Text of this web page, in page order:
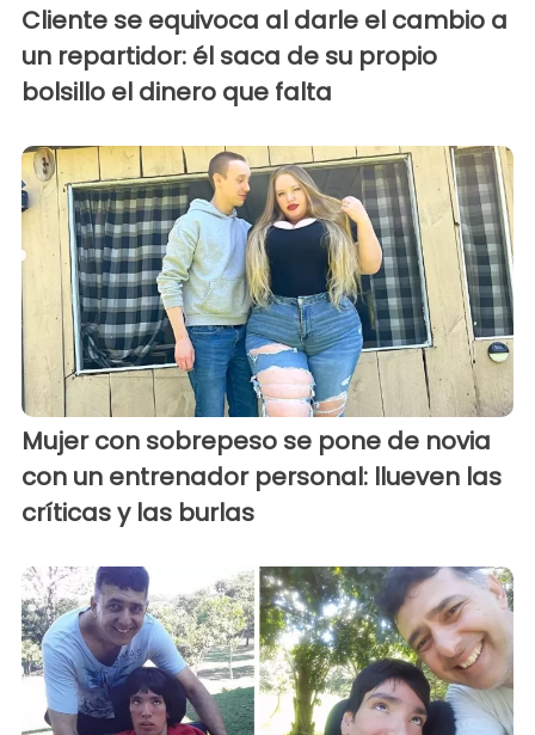
Cliente se equivoca al darle el cambio a
un repartidor: él saca de su propio
bolsillo el dinero que falta
Mujer con sobrepeso se pone de novia
con un entrenador personal: llueven las
críticas y las burlas